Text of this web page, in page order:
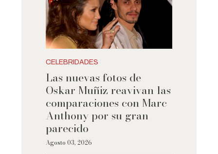
CELEBRIDADES
Las nuevas fotos de
Oskar Muñiz reavivan las
comparaciones con Marc
Anthony por su gran
parecido
Agosto 03, 2026